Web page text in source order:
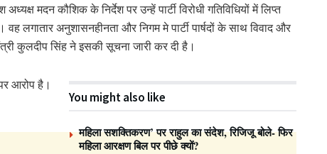
मदन कौशिक के निर्देश पर उन्हें पार्टी विरोधी गतिविधियों में लिप्त
वह लगातार अनुशासनहीनता और निगम मे पार्टी पार्षदों के साथ विवाद और
कुलदीप सिंह ने इसकी सूचना जारी कर दी है।
You might also like
महिला सशक्तिकरण’ पर राहुल का संदेश, रिजिजू बोले- फिर
महिला आरक्षण बिल पर पीछे क्यों?
आरोप है।